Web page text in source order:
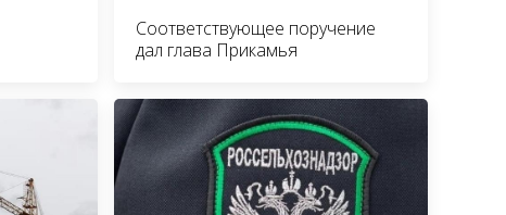
Соответствующее поручение
дал глава Прикамья